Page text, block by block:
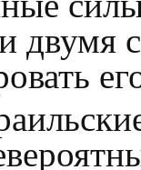
двумя